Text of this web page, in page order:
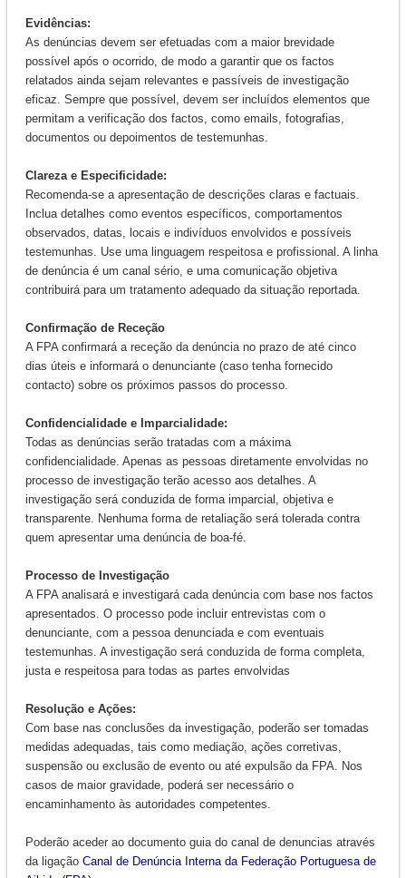
Evidências:
As denúncias devem ser efetuadas com a maior brevidade
possível após o ocorrido, de modo a garantir que os factos
relatados ainda sejam relevantes e passíveis de investigação
eficaz. Sempre que possível, devem ser incluídos elementos que
permitam a verificação dos factos, como emails, fotografias,
documentos ou depoimentos de testemunhas.
Clareza e Especificidade:
Recomenda-se a apresentação de descrições claras e factuais.
Inclua detalhes como eventos específicos, comportamentos
observados, datas, locais e indivíduos envolvidos e possíveis
testemunhas. Use uma linguagem respeitosa e profissional. A linha
de denúncia é um canal sério, e uma comunicação objetiva
contribuirá para um tratamento adequado da situação reportada.
Confirmação de Receção
A FPA confirmará a receção da denúncia no prazo de até cinco
dias úteis e informará o denunciante (caso tenha fornecido
contacto) sobre os próximos passos do processo.
Confidencialidade e Imparcialidade:
Todas as denúncias serão tratadas com a máxima
confidencialidade. Apenas as pessoas diretamente envolvidas no
processo de investigação terão acesso aos detalhes. A
investigação será conduzida de forma imparcial, objetiva e
transparente. Nenhuma forma de retaliação será tolerada contra
quem apresentar uma denúncia de boa-fé.
Processo de Investigação
A FPA analisará e investigará cada denúncia com base nos factos
apresentados. O processo pode incluir entrevistas com o
denunciante, com a pessoa denunciada e com eventuais
testemunhas. A investigação será conduzida de forma completa,
justa e respeitosa para todas as partes envolvidas
Resolução e Ações:
Com base nas conclusões da investigação, poderão ser tomadas
medidas adequadas, tais como mediação, ações corretivas,
suspensão ou exclusão de evento ou até expulsão da FPA. Nos
casos de maior gravidade, poderá ser necessário o
encaminhamento às autoridades competentes.
Poderão aceder ao documento guia do canal de denuncias através
da ligação Canal de Denúncia Interna da Federação Portuguesa de